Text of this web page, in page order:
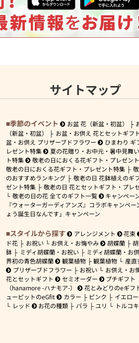
サイトマップ
季節のイベント お盆 花（新盆・初盆）
（新盆・初盆）
お盆・お供え 花とセットギフト
盆・お供え プリザーブドフラワー
ひまわり ギ
レゼント特集
夏の花贈り・お中元・暑中見舞
ト特集
敬老の日におくる花ギフト・プレゼン
敬老の日におくる花ギフト・プレゼント特集
のおすすめランキング
敬老の日 花鉢植えのギ
ゼント特集
敬老の日 花とセットギフト・プレ
敬老の日の花 全てのギフト一覧
キャンペー
『ウォーターガーディアンズ』コラボキャンペー
ょう誕生日なんです」キャンペーン
スタイルから探す アレンジメント 花束
ド花
お祝い お供え・お悔やみ 胡蝶蘭
鉢
ミディ胡蝶蘭・お祝い ミディ胡蝶蘭・お
界初の青色胡蝶蘭
観葉植物 観葉植物
産直
プリザーブドフラワー
お祝い
お供え・お
花とセットギフト
セミオーダー
プチギフト
（hanamore -ハナモア-）
花とみどりのeギフ
ューピットのeGfit
カラー ピンク
イエロ
レッド
お花の種類 バラ ユリ トルコ